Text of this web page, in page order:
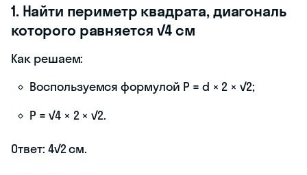
1. Найти периметр квадрата, диагональ
которого равняется √4 см
Как решаем:
Воспользуемся формулой P = d × 2 × √2;
P = √4 × 2 × √2.
Ответ: 4√2 см.